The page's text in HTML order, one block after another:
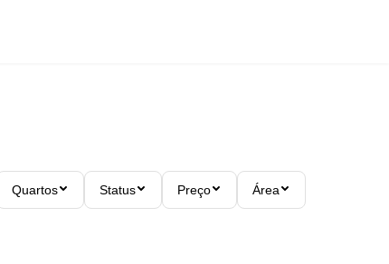
Quartos Status Preço Área